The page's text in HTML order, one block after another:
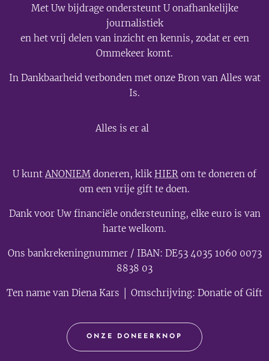
Met Uw bijdrage ondersteunt U onafhankelijke
journalistiek
en het vrij delen van inzicht en kennis, zodat er een
Ommekeer komt.
In Dankbaarheid verbonden met onze Bron van Alles wat
Is.
Alles is er al
U kuntANONIEM doneren, klikHIER om te doneren of
om een vrije gift te doen.
Dank voor Uw financiële ondersteuning, elke euro is van
harte welkom.
Ons bankrekeningnummer / IBAN: DE53 4035 1060 0073
8838 03
Ten name van Diena Kars │ Omschrijving: Donatie of Gift
ONZE DONEERKNOP